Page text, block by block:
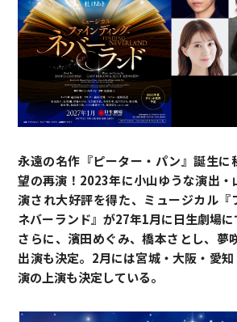
永遠の名作『ピーター・パン』誕生に
望の再演！2023年に小山ゆうな演出・
演され大好評を得た、ミュージカル『
ネバーランド』が27年1月に日生劇場に
さらに、濱田めぐみ、橋本さとし、夢
出演も決定。2月には宮城・大阪・愛
演の上演も決定している。